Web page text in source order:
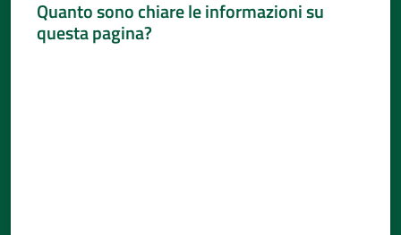
Quanto sono chiare le informazioni su
questa pagina?